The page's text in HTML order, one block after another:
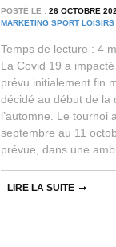
POSTÉ LE : 26 OCTOBRE
MARKETING SPORT LOISIRS
Temps de lecture : 4
La Covid 19 a
prévu initialement fin
décidé au début de la
l’automne. Le tournoi
septembre au 11
prévue, dans une
LIRE LA SUITE